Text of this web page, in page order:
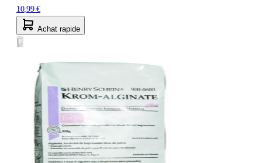
10,99 €
Achat rapide